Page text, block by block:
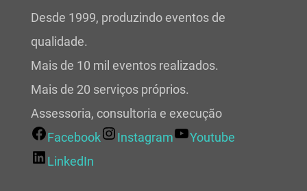
Desde 1999, produzindo eventos de
qualidade.
Mais de 10 mil eventos realizados.
Mais de 20 serviços próprios.
Assessoria, consultoria e execução
Facebook
Instagram
Youtube
LinkedIn